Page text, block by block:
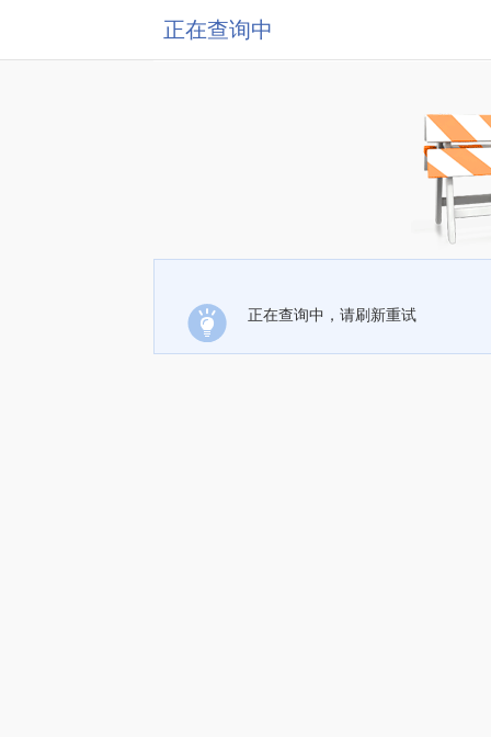
正在查询中
正在查询中，请刷新重试